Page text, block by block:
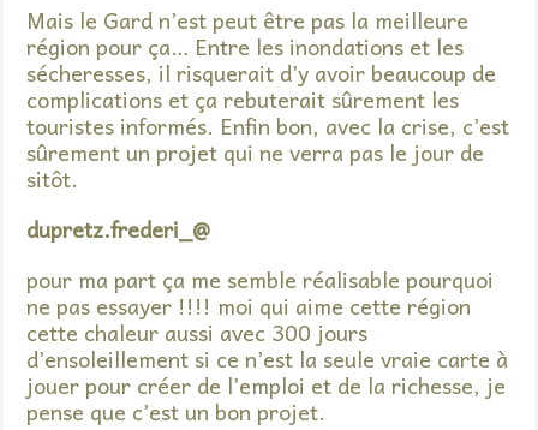
Mais le Gard n’est peut être pas la meilleure
région pour ça… Entre les inondations et les
sécheresses, il risquerait d’y avoir beaucoup de
complications et ça rebuterait sûrement les
touristes informés. Enfin bon, avec la crise, c’est
sûrement un projet qui ne verra pas le jour de
sitôt.
dupretz.frederi_@
pour ma part ça me semble réalisable pourquoi
ne pas essayer !!!! moi qui aime cette région
cette chaleur aussi avec 300 jours
d’ensoleillement si ce n’est la seule vraie carte à
jouer pour créer de l’emploi et de la richesse, je
pense que c’est un bon projet.